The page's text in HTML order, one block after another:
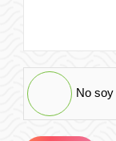
No soy